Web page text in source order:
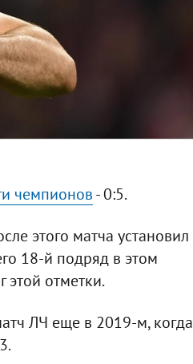
чемпионов- 0:5.
этого матча установил
18-й подряд в этом
этой отметки.
ЛЧ еще в 2019-м, когда